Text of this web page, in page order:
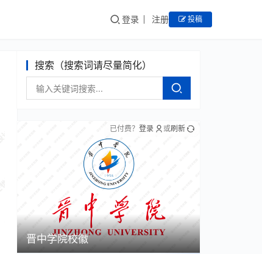
登录 注册 投稿
搜索（搜索词请尽量简化）
晋中学院校徽
已付费？ 登录 或刷新